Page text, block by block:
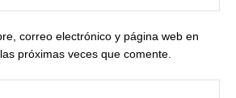
correo electrónico y página web en
próximas veces que comente.